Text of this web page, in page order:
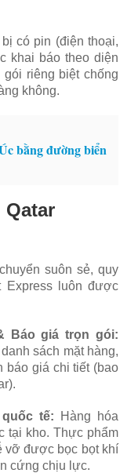
có pin (điện thoại,
khai báo theo diện
gói riêng biệt chống
không.
bằng đường biển
suôn sẻ, quy
Express luôn được
Báo giá trọn gói:
sách mặt hàng,
báo giá chi tiết (bao
tế: Hàng hóa
tại kho. Thực phẩm
vỡ được bọc bọt khí
cứng chịu lực.